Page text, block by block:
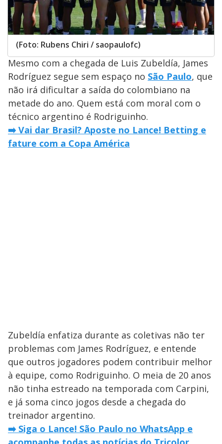
(Foto: Rubens Chiri / saopaulofc)
Mesmo com a chegada de Luis Zubeldía, James
Rodríguez segue sem espaço no São Paulo, que
não irá dificultar a saída do colombiano na
metade do ano. Quem está com moral com o
técnico argentino é Rodriguinho.
➡️ Vai dar Brasil? Aposte no Lance! Betting e
fature com a Copa América
Zubeldía enfatiza durante as coletivas não ter
problemas com James Rodríguez, e entende
que outros jogadores podem contribuir melhor
à equipe, como Rodriguinho. O meia de 20 anos
não tinha estreado na temporada com Carpini,
e já soma cinco jogos desde a chegada do
treinador argentino.
➡️ Siga o Lance! São Paulo no WhatsApp e